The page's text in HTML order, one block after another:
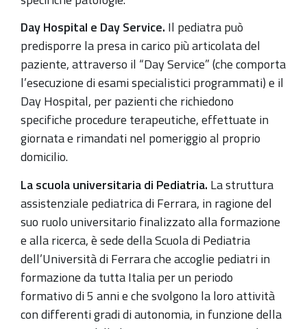
Day Hospital e Day Service. Il pediatra può
predisporre la presa in carico più articolata del
paziente, attraverso il “Day Service” (che comporta
l’esecuzione di esami specialistici programmati) e il
Day Hospital, per pazienti che richiedono
specifiche procedure terapeutiche, effettuate in
giornata e rimandati nel pomeriggio al proprio
domicilio.
La scuola universitaria di Pediatria. La struttura
assistenziale pediatrica di Ferrara, in ragione del
suo ruolo universitario finalizzato alla formazione
e alla ricerca, è sede della Scuola di Pediatria
dell’Università di Ferrara che accoglie pediatri in
formazione da tutta Italia per un periodo
formativo di 5 anni e che svolgono la loro attività
con differenti gradi di autonomia, in funzione della